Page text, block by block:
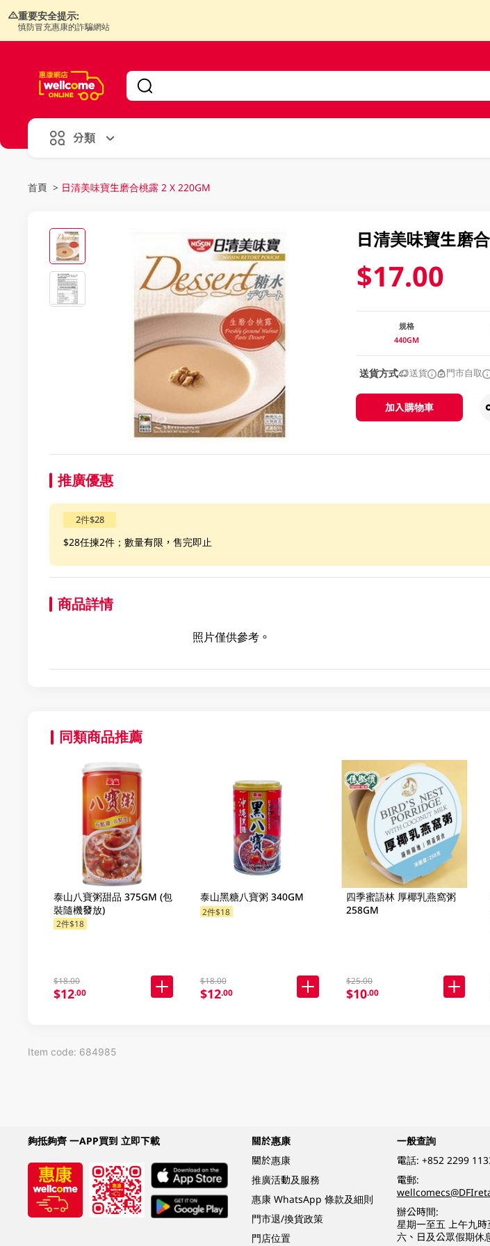
重要安全提示:
慎防冒充惠康的詐騙網站
分類
首頁 > 日清美味寶生磨合桃露 2 X 220GM
日清美味寶生磨
$17.00
規格
440GM
送貨方式 送貨 門市自取
加入購物車
推廣優惠
2件$28
$28任揀2件；數量有限，售完即止
商品詳情
照片僅供參考。
同類商品推薦
泰山八寶粥甜品 375GM (包
裝隨機發放)
2件$18
$18.00
$12.00
泰山黑糖八寶粥 340GM
2件$18
$18.00
$12.00
四季蜜語林 厚椰乳燕窩粥
258GM
$25.00
$10.00
Item code: 684985
夠抵夠齊 一APP買到 立即下載
關於惠康
關於惠康
推廣活動及服務
惠康 WhatsApp 條款及細則
門市退/換貨政策
門店位置
一般查詢
電話: +852 2299
電郵:
辦公時間:
星期一至五 上午九
六、日及公眾假期休